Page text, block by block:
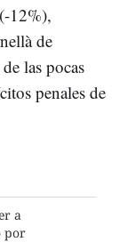
12%),
de
las pocas
penales de
a
por